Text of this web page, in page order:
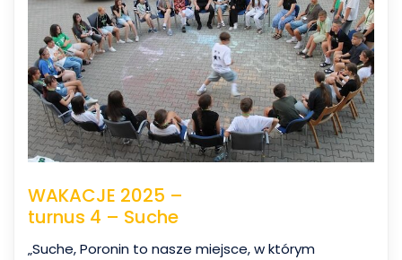
WAKACJE 2025 –
turnus 4 – Suche
„Suche, Poronin to nasze miejsce, w którym